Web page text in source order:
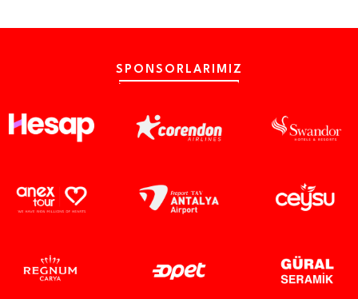
SPONSORLARIMIZ